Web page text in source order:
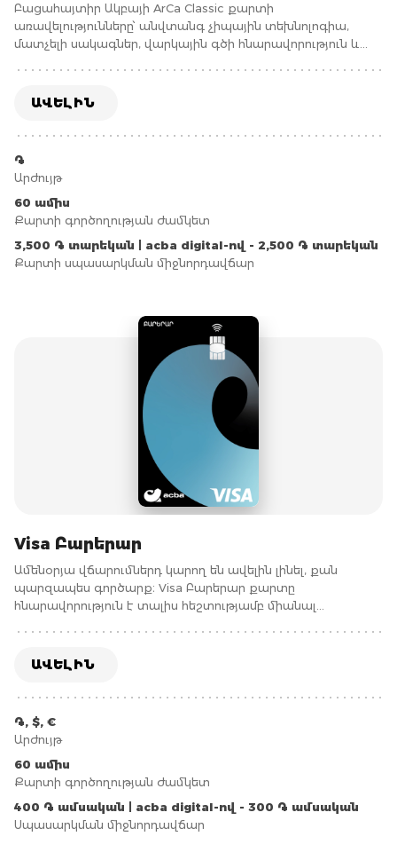
Բացահայտիր Ակբայի ArCa Classic քարտի
առավելությունները՝ անվտանգ չիպային տեխնոլոգիա,
մատչելի սակագներ, վարկային գծի հնարավորություն և
է: Պատվիրիր քարտը հիմա և ստացիր առավելագույնը յոթ
ԱՎԵԼԻՆ
֏
Արժույթ
60 ամիս
Քարտի գործողության ժամկետ
3,500 ֏ տարեկան | acba digital-ով - 2,500 ֏ տարեկան
Քարտի սպասարկման միջնորդավճար
Visa Բարերար
Ամենօրյա վճարումներդ կարող են ավելին լինել, քան
պարզապես գործարք։ Visa Բարերար քարտը
հնարավորություն է տալիս հեշտությամբ միանալ
ԱՎԵԼԻՆ
֏, $, €
Արժույթ
60 ամիս
Քարտի գործողության ժամկետ
400 ֏ ամսական | acba digital-ով - 300 ֏ ամսական
Սպասարկման միջնորդավճար